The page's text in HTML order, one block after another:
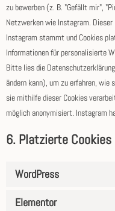
zu bewerben (z. B. "Gefällt mir",
Netzwerken wie Instagram.
Instagram stammt und Cookies
Informationen für personalisierte
Bitte lies die
ändern kann), um zu erfahren,
sie mithilfe dieser Cookies
möglich anonymisiert. Instagram
6. Platzierte Cookies
WordPress
Elementor